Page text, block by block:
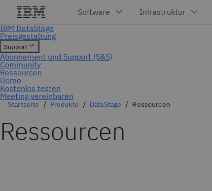
Meeting vereinbaren
Startseite Produkte DataStage Ressourcen
Ressourcen